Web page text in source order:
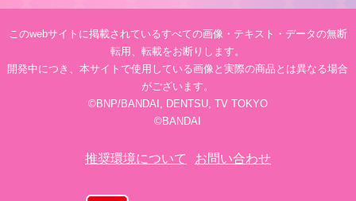
このwebサイトに掲載されているすべての画像・テキスト・データの無断
転用、転載をお断りします。
開発中につき、本サイトで使用している画像と実際の商品とは異なる場合
がございます。
©BNP/BANDAI, DENTSU, TV TOKYO
©BANDAI
推奨環境について お問い合わせ